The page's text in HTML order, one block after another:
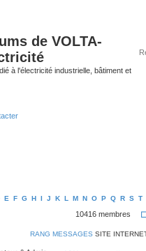
de VOLTA-
à l'électricité industrielle, bâtiment et
E F G H I J K L M N O P Q R S T
10416 membres
RANG MESSAGES SITE